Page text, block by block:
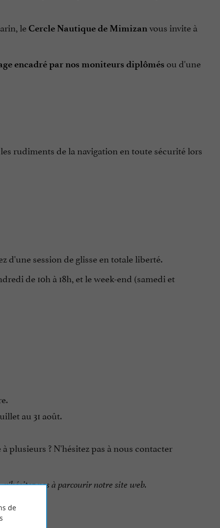
leCercle Nautique de Mimizanvous invite à
encadré par nos moniteurs diplômés ou d'une
rudiments de la navigation en toute sécurité lors
d'une session de glisse en totale liberté.
de 10h à 18h, et le week-end (samedi et
au 31 août.
plusieurs ? N'hésitez pas à nous contacter
pas à parcourir notre site web.
de